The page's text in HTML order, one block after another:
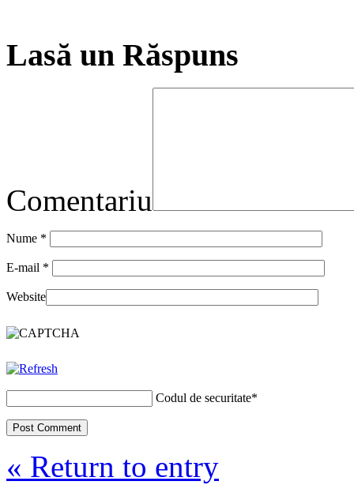
Lasă un Răspuns
Comentariu
Nume *
E-mail *
Website
Codul de securitate*
« Return to entry